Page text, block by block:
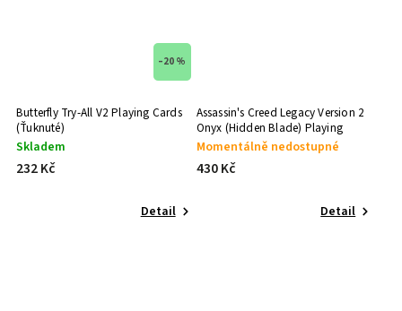
–20 %
Butterfly Try-All V2 Playing Cards
(Ťuknuté)
Skladem
232 Kč
Detail
Assassin's Creed Legacy Version 2
Onyx (Hidden Blade) Playing
Cards
Momentálně nedostupné
430 Kč
Detail